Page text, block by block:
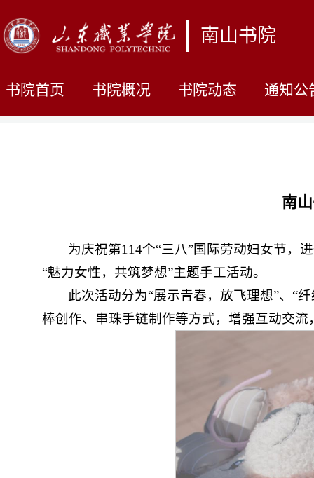
南山书院
书院首页 书院概况 书院动态 通知公
南
为庆祝第114个“三八”国际劳动妇女节，
“魅力女性，共筑梦想”主题手工活动。
此次活动分为“展示青春，放飞理想”、“
棒创作、串珠手链制作等方式，增强互动交